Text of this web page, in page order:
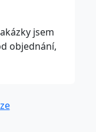
jsem
objednání,